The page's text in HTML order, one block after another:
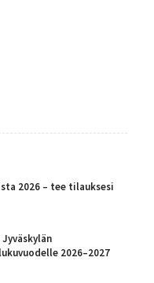
2026 – tee tilauksesi
2026–2027